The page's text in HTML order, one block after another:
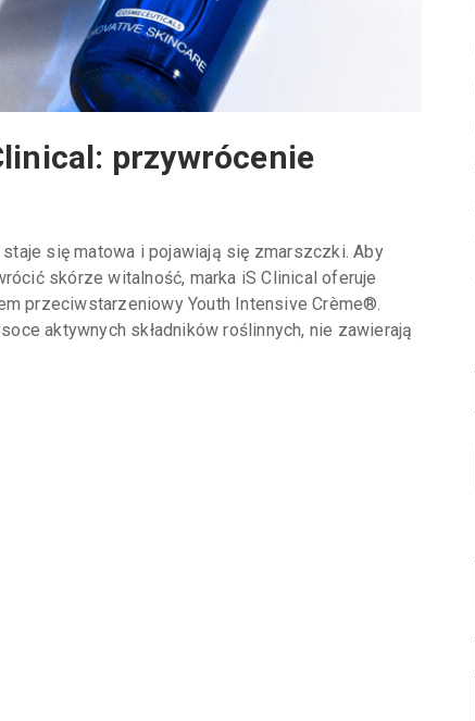
przywrócenie
się matowa i pojawiają się zmarszczki. Aby
skórze witalność, marka iS Clinical oferuje
przeciwstarzeniowy Youth Intensive Crème®.
aktywnych składników roślinnych, nie zawierają